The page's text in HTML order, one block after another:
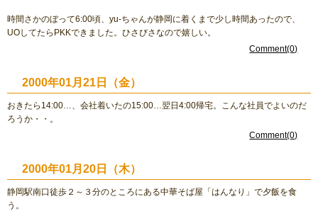
時間さかのぼって6:00頃、yu-ちゃんが静岡に着くまで少し時間あったので、
UOしてたらPKKできました。ひさびさなので嬉しい。
Comment(0)
2000年01月21日（金）
おきたら14:00…、会社着いたの15:00…翌日4:00帰宅。こんな社員でよいのだ
ろうか・・。
Comment(0)
2000年01月20日（木）
静岡駅南口徒歩２～３分のところにある中華そば屋「はんなり」で夕飯を食
う。